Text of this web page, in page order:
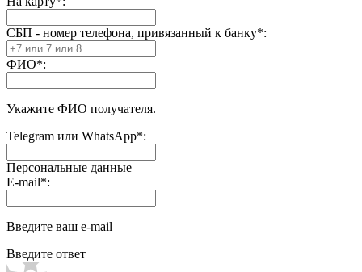
СБП - номер телефона, привязанный к банку*:
ФИО*:
Укажите ФИО получателя.
Telegram или WhatsApp*:
Персональные данные
E-mail*:
Введите ваш e-mail
Введите ответ